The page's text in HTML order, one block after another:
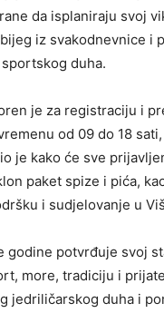
da isplaniraju svoj
iz svakodnevnice i
duha.
je za registraciju i
od 09 do 18
je kako će sve
paket spize i pića,
i sudjelovanje u
godine potvrđuje svoj
more, tradiciju i
jedriličarskog duha i